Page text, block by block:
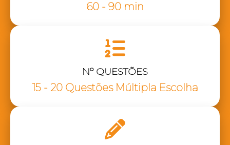
60 - 90 min
Nº QUESTÕES
15 - 20 Questões Múltipla Escolha